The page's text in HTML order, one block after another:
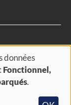
et traceurs
données
Fonctionnel,
.